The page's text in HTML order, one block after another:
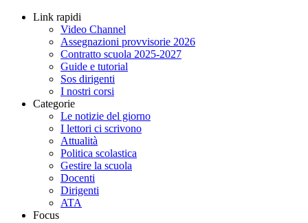
Link rapidi
Video Channel
Assegnazioni provvisorie 2026
Contratto scuola 2025-2027
Guide e tutorial
Sos dirigenti
I nostri corsi
Categorie
Le notizie del giorno
I lettori ci scrivono
Attualità
Politica scolastica
Gestire la scuola
Docenti
Dirigenti
ATA
Focus